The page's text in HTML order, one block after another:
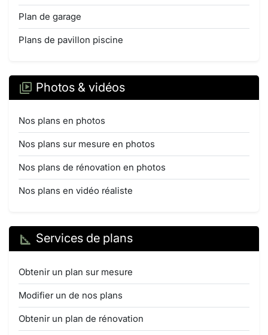
Plan de garage
Plans de pavillon piscine
Photos & vidéos
Nos plans en photos
Nos plans sur mesure en photos
Nos plans de rénovation en photos
Nos plans en vidéo réaliste
Services de plans
Obtenir un plan sur mesure
Modifier un de nos plans
Obtenir un plan de rénovation